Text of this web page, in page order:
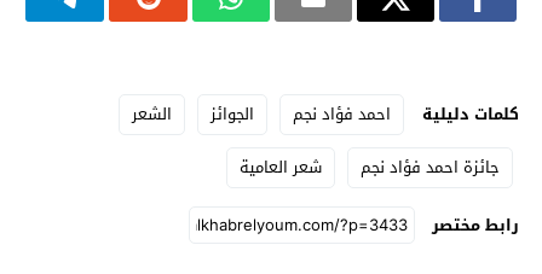
كلمات دليلية احمد فؤاد نجم الجوائز
الشعر
جائزة احمد فؤاد نجم
شعر العامية
رابط مختصر